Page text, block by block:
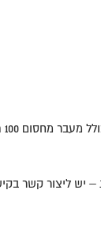
מחסום 100 תוספת.